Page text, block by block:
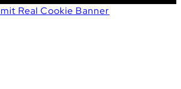
Real Cookie Banner